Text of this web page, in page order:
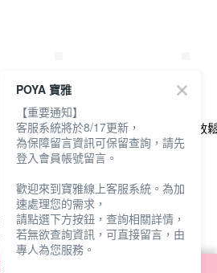
成功顆粒按摩球
NT$224
成功電動筋膜放
球
全站排行
本網站使用 cookie 方式之詳情，及若您不希
POYA 寶雅
【重要通知】
客服系統將於8/17更新，
為保障留言資訊可保留查詢，請先
登入會員帳號留言。
歡迎來到寶雅線上客服系統。為加
速處理您的需求，
請點選下方按鈕，查詢相關詳情，
若無欲查詢資訊，可直接留言，由
專人為您服務。